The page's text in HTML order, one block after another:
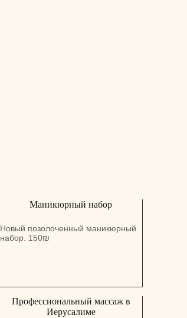
Маникюрный набор
Новый позолоченный маникюрный
набор. 150₪
Профессиональный массаж в
Иерусалиме